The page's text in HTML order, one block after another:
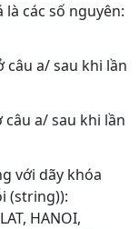
các số nguyên:
câu a/ sau khi lần
câu a/ sau khi lần
với dãy khóa
(string)):
HANOI,